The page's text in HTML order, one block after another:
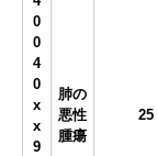
0
0
4
0
x
x
9
肺の
悪性
腫瘍
25